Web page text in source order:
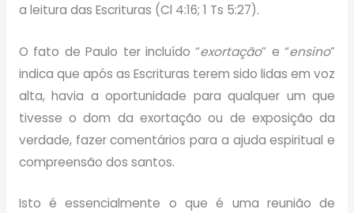
a leitura das Escrituras (Cl 4:16; 1 Ts 5:27).
O fato de Paulo ter incluído “exortação” e “ensino”
indica que após as Escrituras terem sido lidas em voz
alta, havia a oportunidade para qualquer um que
tivesse o dom da exortação ou de exposição da
verdade, fazer comentários para a ajuda espiritual e
compreensão dos santos.
Isto é essencialmente o que é uma reunião de